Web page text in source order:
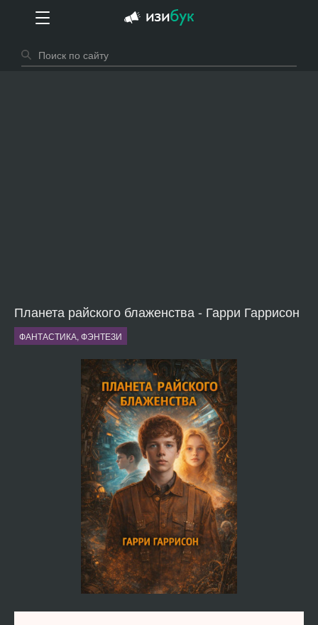
Планета райского блаженства - Гарри Гаррисон
ФАНТАСТИКА, ФЭНТЕЗИ